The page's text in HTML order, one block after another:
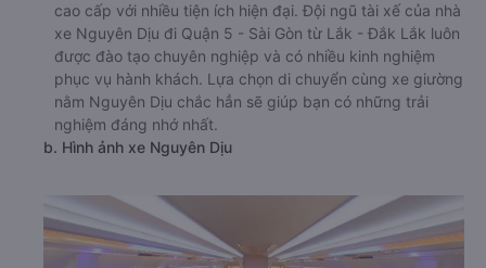
cao cấp với nhiều tiện ích hiện đại. Đội ngũ tài xế của nhà
xe Nguyên Dịu đi Quận 5 - Sài Gòn từ Lắk - Đắk Lắk luôn
được đào tạo chuyên nghiệp và có nhiều kinh nghiệm
phục vụ hành khách. Lựa chọn di chuyển cùng xe giường
nằm Nguyên Dịu chắc hẳn sẽ giúp bạn có những trải
nghiệm đáng nhớ nhất.
b. Hình ảnh xe Nguyên Dịu